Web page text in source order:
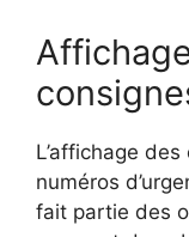
L’affichage
numéros
fait partie des